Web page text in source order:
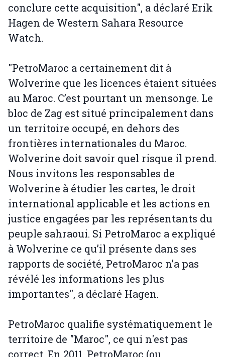
conclure cette acquisition", a déclaré Erik
Hagen de Western Sahara Resource
Watch.
"PetroMaroc a certainement dit à
Wolverine que les licences étaient situées
au Maroc. C’est pourtant un mensonge. Le
bloc de Zag est situé principalement dans
un territoire occupé, en dehors des
frontières internationales du Maroc.
Wolverine doit savoir quel risque il prend.
Nous invitons les responsables de
Wolverine à étudier les cartes, le droit
international applicable et les actions en
justice engagées par les représentants du
peuple sahraoui. Si PetroMaroc a expliqué
à Wolverine ce qu’il présente dans ses
rapports de société, PetroMaroc n’a pas
révélé les informations les plus
importantes", a déclaré Hagen.
PetroMaroc qualifie systématiquement le
territoire de "Maroc", ce qui n'est pas
correct. En 2011, PetroMaroc (ou